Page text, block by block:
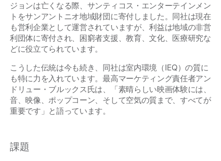
ジョンは亡くなる際、サンティコス・エンターテインメン
トをサンアントニオ地域財団に寄付しました。同社は現在
も営利企業として運営されていますが、利益は地域の非営
利団体に寄付され、困窮者支援、教育、文化、医療研究な
どに役立てられています。
こうした伝統は今も続き、同社は室内環境（IEQ）の質に
も特に力を入れています。最高マーケティング責任者アン
ドリュー・ブルックス氏は、「素晴らしい映画体験には、
音、映像、ポップコーン、そして空気の質まで、すべてが
重要です」と語っています。
課題